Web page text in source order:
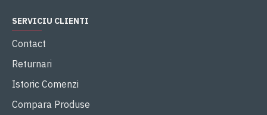
SERVICIU CLIENTI
Contact
Returnari
Istoric Comenzi
Compara Produse